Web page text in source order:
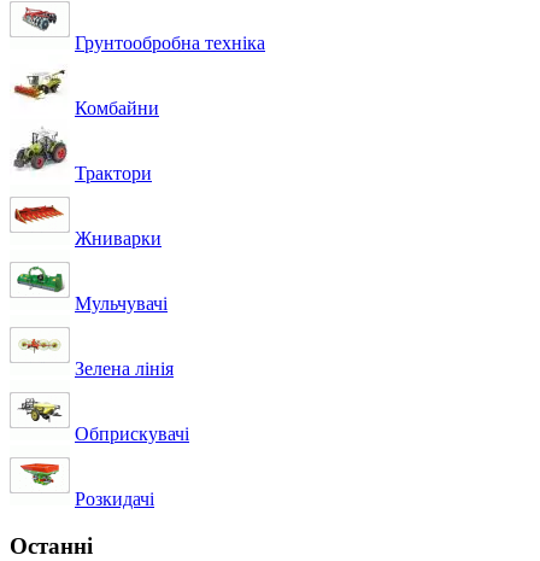
Грунтообробна техніка
Комбайни
Трактори
Жниварки
Мульчувачі
Зелена лінія
Обприскувачі
Розкидачі
Останні